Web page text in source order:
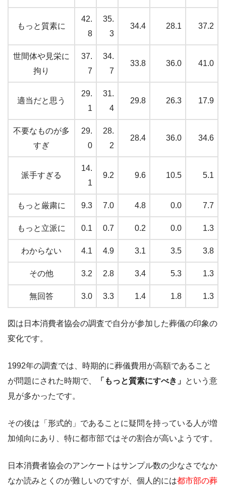
もっと質素に
42.
8
35.
3
34.4 28.1 37.2
世間体や見栄に
拘り
37.
7
34.
7
33.8 36.0 41.0
適当だと思う
29.
1
31.
4
29.8 26.3 17.9
不要なものが多
すぎ
29.
0
28.
2
28.4 36.0 34.6
派手すぎる
14.
1
9.2 9.6 10.5 5.1
もっと厳粛に 9.3 7.0 4.8 0.0 7.7
もっと立派に 0.1 0.7 0.2 0.0 1.3
わからない 4.1 4.9 3.1 3.5 3.8
その他 3.2 2.8 3.4 5.3 1.3
無回答 3.0 3.3 1.4 1.8 1.3
図は日本消費者協会の調査で自分が参加した葬儀の印象の
変化です。
1992年の調査では、時期的に葬儀費用が高額であること
が問題にされた時期で、
「もっと質素にすべき」 という意
見が多かったです。
その後は「形式的」であることに疑問を持っている人が増
加傾向にあり、特に都市部ではその割合が高いようです。
日本消費者協会のアンケートはサンプル数の少なさでなか
なか読みとくのが難しいのですが、個人的には都市部の葬